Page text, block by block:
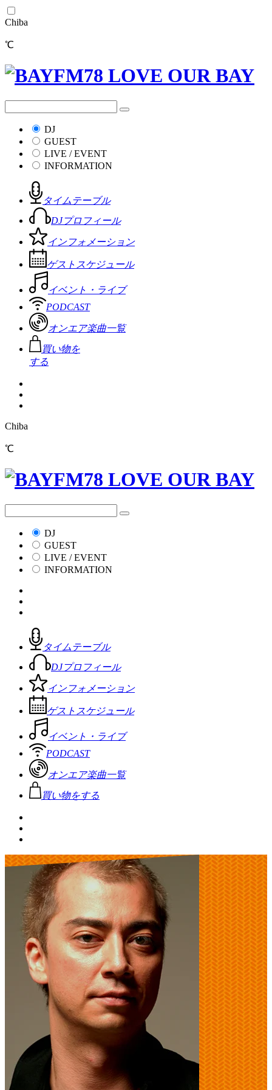
Chiba
℃
DJ
GUEST
LIVE / EVENT
INFORMATION
タイムテーブル
DJプロフィール
インフォメーション
ゲストスケジュール
イベント・ライブ
PODCAST
オンエア楽曲一覧
買い物を
する
Chiba
℃
DJ
GUEST
LIVE / EVENT
INFORMATION
タイムテーブル
DJプロフィール
インフォメーション
ゲストスケジュール
イベント・ライブ
PODCAST
オンエア楽曲一覧
買い物をする